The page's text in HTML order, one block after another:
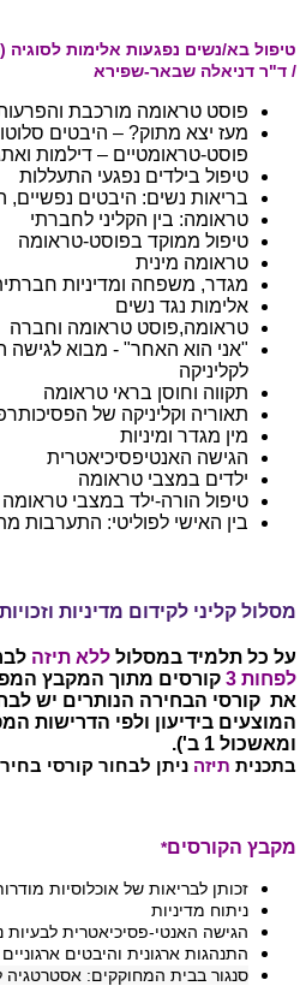
טיפול בא/נשים נפגעות אלימות לסוגיה
/ ד"ר דניאלה שבאר-שפירא
פוסט טראומה מורכבת והפרעות
מעז יצא מתוק? – היבטים
פוסט-טראומטיים – דילמות
טיפול בילדים נפגעי התעללות
בריאות נשים: היבטים נפשיים,
טראומה: בין הקליני לחברתי
טיפול ממוקד בפוסט-טראומה
טראומה מינית
מגדר, משפחה ומדיניות
אלימות נגד נשים
טראומה,פוסט טראומה וחברה
"אני הוא האחר" - מבוא לגישה
לקליניקה
תקווה וחוסן בראי טראומה
תאוריה וקליניקה של
מין מגדר ומיניות
הגישה האנטיפסיכיאטרית
ילדים במצבי טראומה
טיפול הורה-ילד במצבי טראומה
בין האישי לפוליטי: התערבות
מסלול קליני לקידום מדיניות
על כל תלמיד במסלול ללא תיזה
לפחות 3
קורסים מתוך המקבץ
את קורסי הבחירה הנותרים יש
ומאשכול 1 ב').
בתכנית תיזה ניתן לבחור קורסי
מקבץ הקורסים*
זכותן לבריאות של אוכלוסיות
ניתוח מדיניות
הגישה האנטי-פסיכיאטרית לבעיות
התנהגות ארגונית והיבטים
סנגור בבית המחוקקים: